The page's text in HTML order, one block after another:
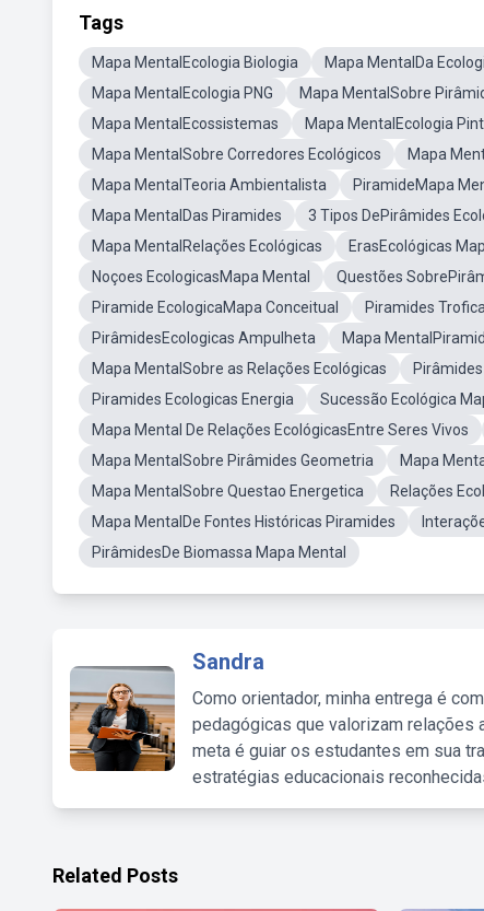
Tags
Mapa MentalEcologia Biologia Mapa MentalDa
Mapa MentalEcologia PNG
Mapa MentalSobre
Mapa MentalEcossistemas
Mapa MentalEcologia
Mapa MentalSobre Corredores Ecológicos
Mapa
Mapa MentalTeoria Ambientalista
PiramideMapa
Mapa MentalDas Piramides
3 Tipos DePirâmides
Mapa MentalRelações Ecológicas
ErasEcológicas
Noçoes EcologicasMapa Mental
Questões
Piramide EcologicaMapa Conceitual
Piramides
PirâmidesEcologicas Ampulheta
Mapa
Mapa MentalSobre as Relações Ecológicas
Piramides Ecologicas Energia
Sucessão Ecológica
Mapa Mental De Relações EcológicasEntre Seres Vivos
Mapa MentalSobre Pirâmides Geometria
Mapa
Mapa MentalSobre Questao Energetica
Relações
Mapa MentalDe Fontes Históricas Piramides
PirâmidesDe Biomassa Mapa Mental
Sandra
Como orientador, minha entrega é
pedagógicas que valorizam relações
meta é guiar os estudantes em sua
estratégias educacionais
Related Posts